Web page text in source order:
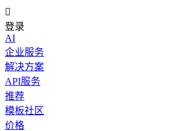

登录
AI
企业服务
解决方案
API服务
推荐
模板社区
价格